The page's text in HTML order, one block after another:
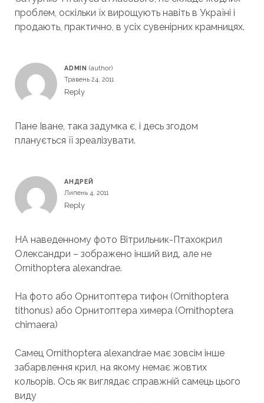
проблем, оскільки їх вирощують навіть в Україні і
продають, практично, в усіх сувенірних крамницях.
ADMIN
Травень 24, 2011
Reply
Пане Іване, така задумка є, і десь згодом
планується її зреалізувати.
АНДРЕЙ
Липень 4, 2011
Reply
НА наведенному фото Вітрильник-Птахокрил
Олександри – зображено інший вид, але не
Ornithoptera alexandrae.
На фото або Орнитоптера тифон (Ornithoptera
tithonus) або Орнитоптера химера (Ornithoptera
chimaera)
Самец Ornithoptera alexandrae має зовсім інше
забарвлення крил, на якому немає жовтих
кольорів. Ось як виглядає справжній самець цього
виду